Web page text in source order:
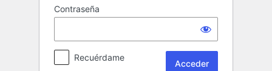
Contraseña
Recuérdame